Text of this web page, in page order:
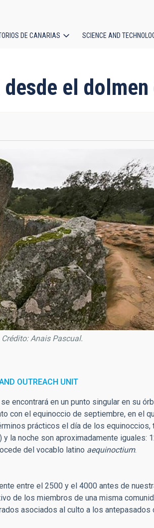
DE CANARIAS SCIENCE AND
el
Anais Pascual.
OUTREACH UNIT
encontrará en un punto singular en su
con el equinoccio de septiembre, en el
prácticos el día de los equinoccios,
la noche son aproximadamente iguales:
del vocablo latino aequinoctium.
entre el 2500 y el 4000 antes de
de los miembros de una misma
asociados al culto a los antepasados